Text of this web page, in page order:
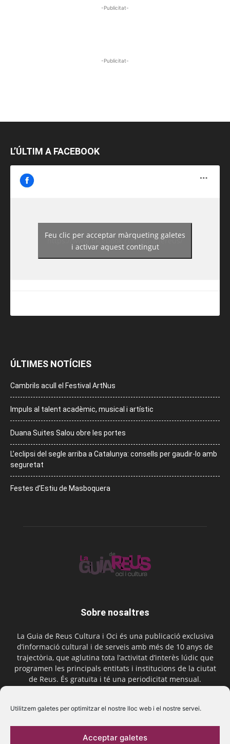
Utilitzem galetes per optimitzar el nostre lloc web i el nostre servei.
Acceptar galetes
-Publicitat-
-Publicitat-
L’ÚLTIM A FACEBOOK
https://www.facebook.com/guiadereus/
Feu clic per acceptar màrqueting galetes
i activar aquest contingut
ÚLTIMES NOTÍCIES
Cambrils acull el Festival ArtNus
Impuls al talent acadèmic, musical i artístic
Duana Suites Salou obre les portes
L’eclipsi del segle arriba a Catalunya: consells per gaudir-lo amb
seguretat
Festes d’Estiu de Masboquera
Sobre nosaltres
La Guia de Reus Cultura i Oci és una publicació exclusiva
d’informació cultural i de serveis amb més de 10 anys de
trajectòria, que aglutina tota l’activitat d’interès lúdic que
programen les principals entitats i institucions de la ciutat
de Reus. És gratuïta i té una periodicitat mensual.
Segueix-nos